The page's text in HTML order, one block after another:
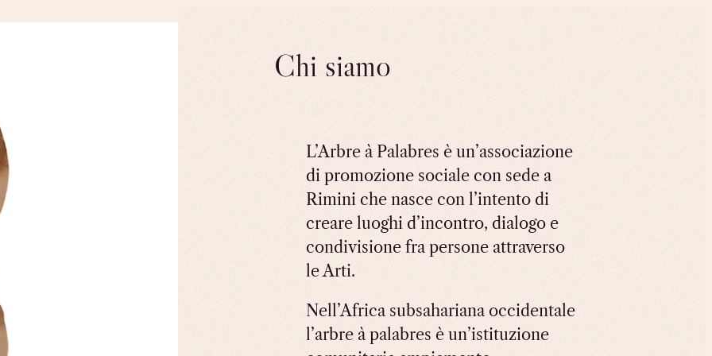
Chi siamo
L’Arbre à Palabres è un’associazione
di promozione sociale con sede a
Rimini che nasce con l’intento di
creare luoghi d’incontro, dialogo e
condivisione fra persone attraverso
le Arti.
Nell’Africa subsahariana occidentale
l’arbre à palabres è un’istituzione